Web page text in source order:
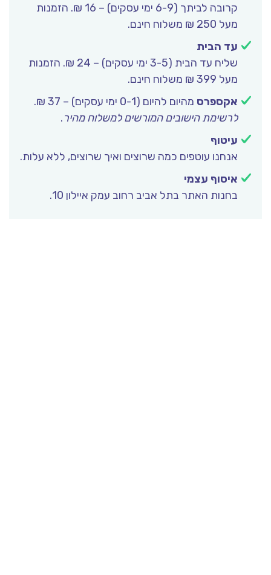
קרובה לביתך (6-9 ימי עסקים) – 16 ₪. הזמנות
מעל 250 ₪ משלוח חינם.
עד הבית
שליח עד הבית (3-5 ימי עסקים) – 24 ₪. הזמנות
מעל 399 ₪ משלוח חינם.
אקספרס מהיום להיום (0-1 ימי עסקים) – 37 ₪.
לרשימת הישובים המורשים למשלוח מהיר.
עיטוף
אנחנו עוטפים כמה שרוצים ואיך שרוצים, ללא עלות.
איסוף עצמי
בחנות האתר בתל אביב רחוב עמק איילון 10.